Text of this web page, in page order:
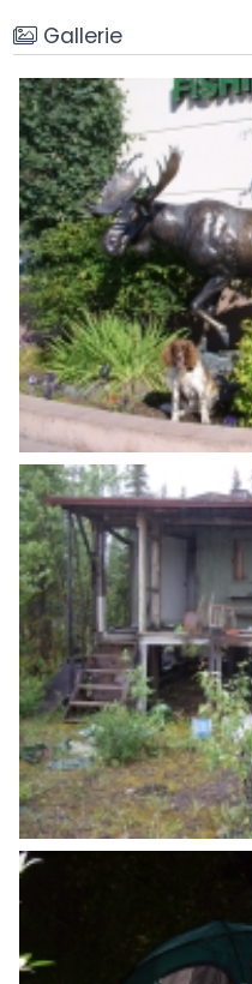
Gallerie